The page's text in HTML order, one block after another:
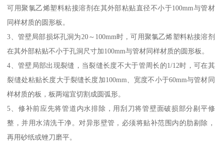
可用聚氯乙烯塑料粘接溶剂在其外部粘贴直径不小于100mm与管材
同样材质的圆形板。
3、管壁局部损坏孔洞为20～100mm时，可用聚氯乙烯塑料粘接溶剂
在其外部粘贴不小于孔洞尺寸加100mm与管材同样材质的圆形板。
4、管壁局部出现裂缝，当裂缝长度不大于管周长的1/12时，可在其
裂缝处粘贴长度大于裂缝长度加100mm、宽度不小于60mm与管材同
样材质的板，板两端宜切割成圆弧形。
5、修补前应先将管道内水排除，用刮刀将管壁面破损部分剔平修
整，并用水清洗干净。对异形壁管，必须将贴补范围内的肋剔除，
再用砂纸或锉刀磨平。